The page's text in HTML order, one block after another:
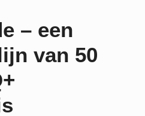
– een
van 50